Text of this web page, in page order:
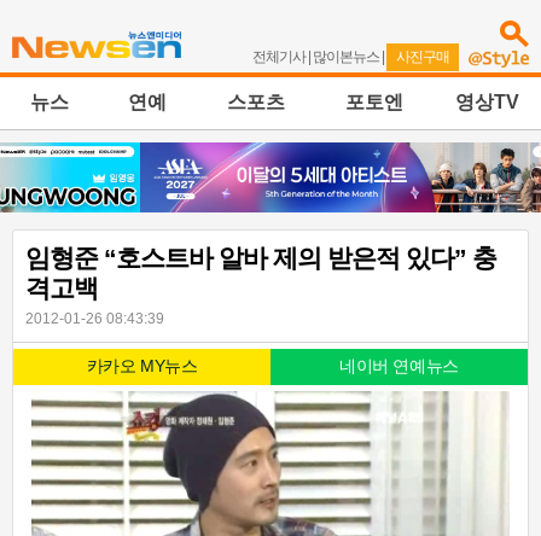
전체기사| 많이본뉴스 | 사진구매
뉴스 연예 스포츠 포토엔 영상TV
임형준 “호스트바 알바 제의 받은적 있다” 충
격고백
2012-01-26 08:43:39
카카오 MY뉴스 네이버 연예뉴스